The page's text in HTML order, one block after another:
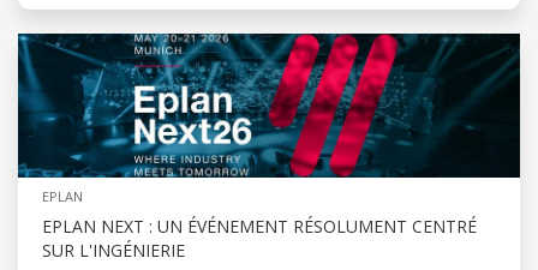
EPLAN
EPLAN NEXT : UN ÉVÉNEMENT RÉSOLUMENT CENTRÉ
SUR L'INGÉNIERIE